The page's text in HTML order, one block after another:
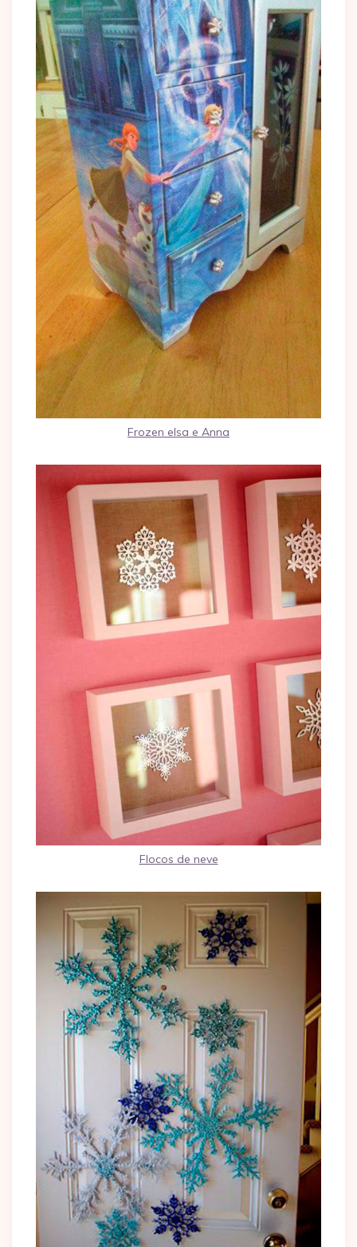
Frozen elsa e Anna
Flocos de neve